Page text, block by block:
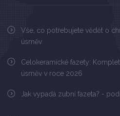
Vše, co potřebujete vědět o
úsměv
Celokeramické fazety:
úsměv v roce 2026
Jak vypadá zubní fazeta? -